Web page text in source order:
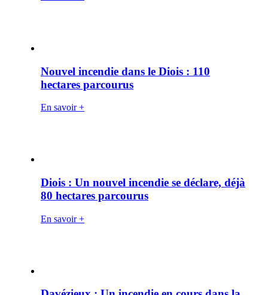
Nouvel incendie dans le Diois : 110
hectares parcourus
En savoir +
Diois : Un nouvel incendie se déclare, déjà
80 hectares parcourus
En savoir +